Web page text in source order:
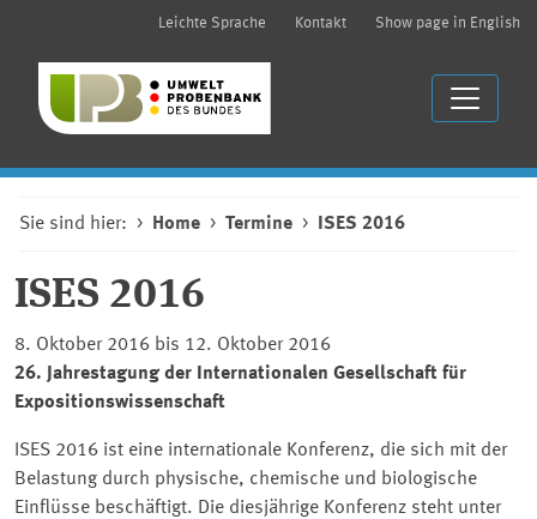
Leichte Sprache Kontakt Show page in English
Sie sind hier: Home Termine ISES 2016
ISES 2016
8. Oktober 2016 bis 12. Oktober 2016
26. Jahrestagung der Internationalen Gesellschaft für
Expositionswissenschaft
ISES 2016 ist eine internationale Konferenz, die sich mit der
Belastung durch physische, chemische und biologische
Einflüsse beschäftigt. Die diesjährige Konferenz steht unter